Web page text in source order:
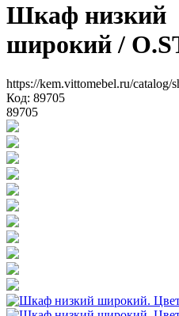
Шкаф низкий
широкий /
https://kem.vittomebel.ru/
Код: 89705
89705